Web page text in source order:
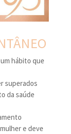
hábito que
superados
da saúde
e deve